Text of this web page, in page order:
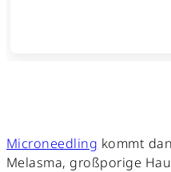
Microneedling kommt
Melasma, großporige